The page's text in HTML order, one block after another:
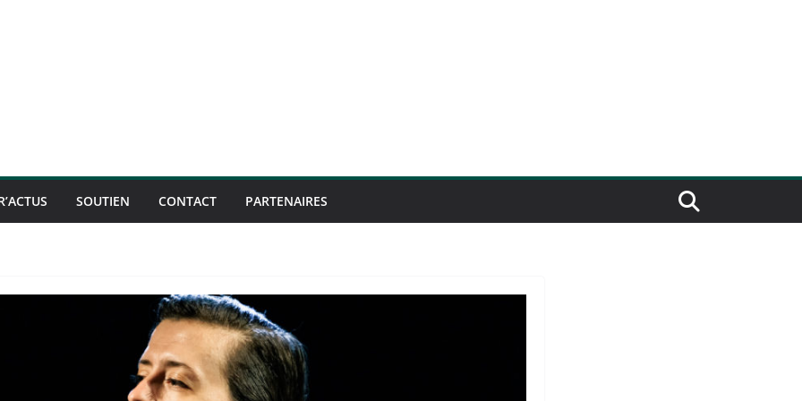
SOUTIEN CONTACT PARTENAIRES